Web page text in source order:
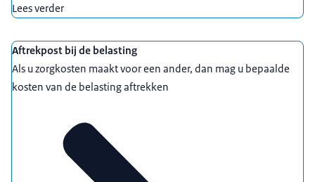
Lees verder
Aftrekpost bij de belasting
Als u zorgkosten maakt voor een ander, dan mag u bepaalde
kosten van de belasting aftrekken